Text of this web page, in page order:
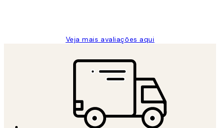
Veja mais avaliações aqui